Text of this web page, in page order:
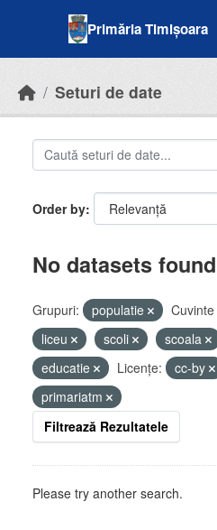
Primăria Timișoara
Seturi de date
Order by
No datasets found
Grupuri: populatie
liceu
scoli scoala
educatie
Licenţe: cc-by
primariatm
Filtrează Rezultatele
Please try another search.